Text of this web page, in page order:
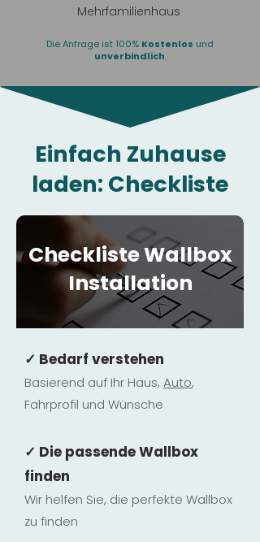
Mehrfamilienhaus
Die Anfrage ist 100% Kostenlos und
unverbindlich.
Einfach Zuhause
laden: Checkliste
Checkliste Wallbox
Installation
✓ Bedarf verstehen
Basierend auf Ihr Haus, Auto,
Fahrprofil und Wünsche
✓ Die passende Wallbox
finden
Wir helfen Sie, die perfekte Wallbox
zu finden